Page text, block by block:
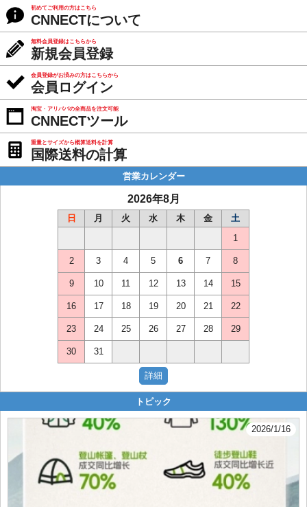
初めてご利用の方はこちら
CNNECTについて
無料会員登録はこちらから
新規会員登録
会員登録がお済みの方はこちらから
会員ログイン
淘宝・アリババの全商品を注文可能
CNNECTツール
重量とサイズから概算送料を計算
国際送料の計算
営業カレンダー
2026年8月
日 月 火 水 木 金
土
1
2 3 4 5 6 7 8
9 10 11 12 13 14 15
16 17 18 19 20 21 22
23 24 25 26 27 28 29
30 31
トピック
2026/1/16